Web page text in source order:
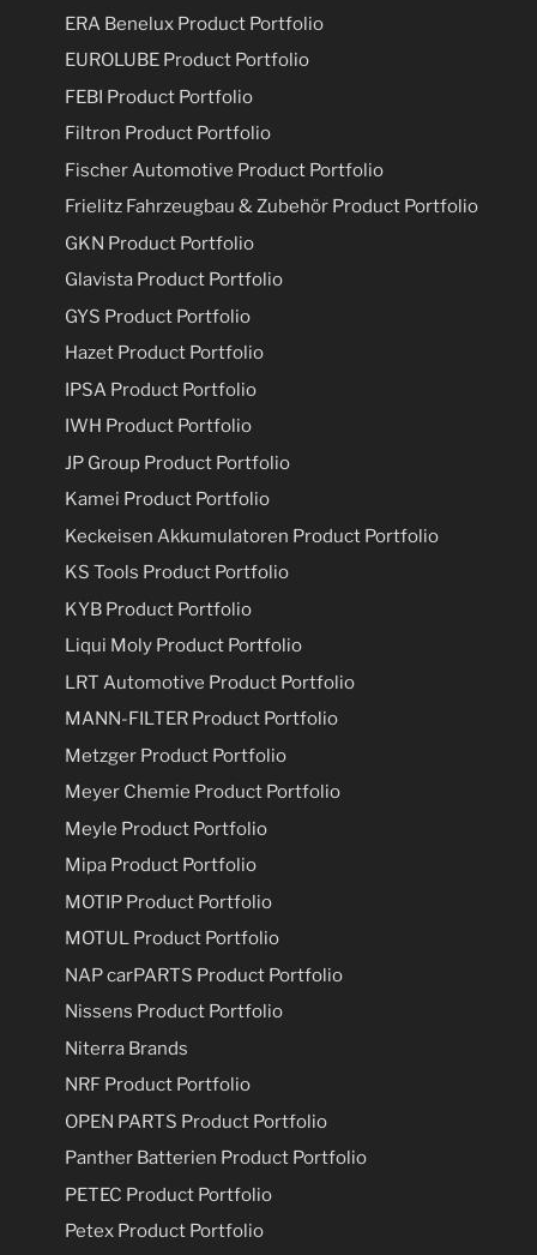
ERA Benelux Product Portfolio
EUROLUBE Product Portfolio
FEBI Product Portfolio
Filtron Product Portfolio
Fischer Automotive Product Portfolio
Frielitz Fahrzeugbau & Zubehör Product Portfolio
GKN Product Portfolio
Glavista Product Portfolio
GYS Product Portfolio
Hazet Product Portfolio
IPSA Product Portfolio
IWH Product Portfolio
JP Group Product Portfolio
Kamei Product Portfolio
Keckeisen Akkumulatoren Product Portfolio
KS Tools Product Portfolio
KYB Product Portfolio
Liqui Moly Product Portfolio
LRT Automotive Product Portfolio
MANN-FILTER Product Portfolio
Metzger Product Portfolio
Meyer Chemie Product Portfolio
Meyle Product Portfolio
Mipa Product Portfolio
MOTIP Product Portfolio
MOTUL Product Portfolio
NAP carPARTS Product Portfolio
Nissens Product Portfolio
Niterra Brands
NRF Product Portfolio
OPEN PARTS Product Portfolio
Panther Batterien Product Portfolio
PETEC Product Portfolio
Petex Product Portfolio